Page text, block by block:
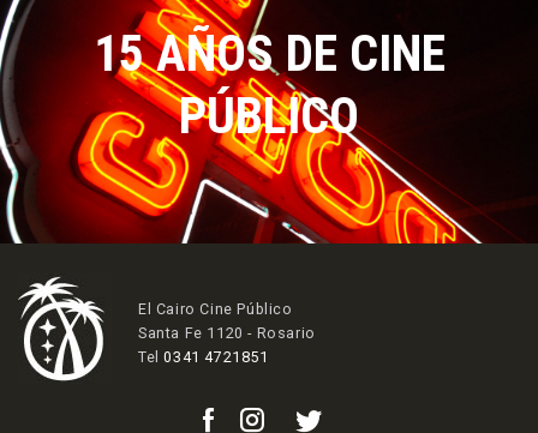
15 AÑOS DE CINE
PÚBLICO
El Cairo Cine Público
Santa Fe 1120 - Rosario
Tel0341 4721851